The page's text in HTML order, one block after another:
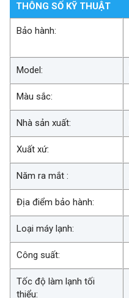
THÔNG SỐ KỸ THUẬT
Bảo hành:
Model:
Màu sắc:
Nhà sản xuất:
Xuất xứ:
Năm ra mắt :
Địa điểm bảo hành:
Loại máy lạnh:
Công suất:
Tốc độ làm lạnh tối
thiểu: